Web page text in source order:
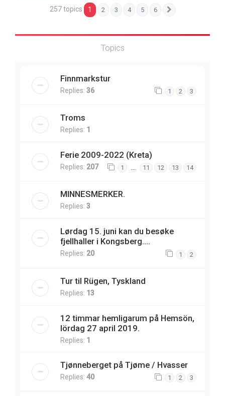
257 topics 1 2 3 4 5 6
Topics
Finnmarkstur
Replies: 36 1 2 3
Troms
Replies: 1
Ferie 2009-2022 (Kreta)
Replies: 207 1 … 11 12 13 14
MINNESMERKER.
Replies: 3
Lørdag 15. juni kan du besøke
fjellhaller i Kongsberg....
Replies: 20 1 2
Tur til Rügen, Tyskland
Replies: 13
12 timmar hemligarum på Hemsön,
lördag 27 april 2019.
Replies: 1
Tjønneberget på Tjøme / Hvasser
Replies: 40 1 2 3